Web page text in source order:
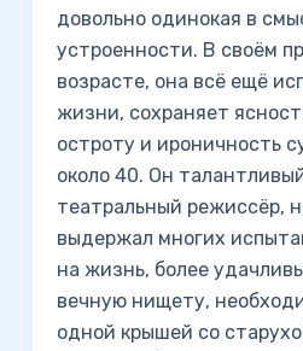
довольно одинокая в
устроенности. В своём
возрасте, она всё ещё
жизни, сохраняет
остроту и ироничность
около 40. Он
театральный режиссёр,
выдержал многих
на жизнь, более
вечную нищету,
одной крышей со